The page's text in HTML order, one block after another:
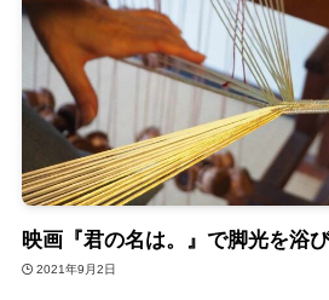
映画『君の名は。』で脚光を浴
2021年9月2日